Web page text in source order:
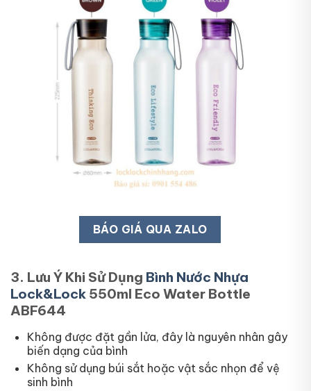
BÁO GIÁ QUA ZALO
3. Lưu Ý Khi Sử Dụng Bình Nước Nhựa
Lock&Lock 550ml Eco Water Bottle
ABF644
Không được đặt gần lửa, đây là nguyên nhân gây
biến dạng của bình
Không sử dụng búi sắt hoặc vật sắc nhọn để vệ
sinh bình